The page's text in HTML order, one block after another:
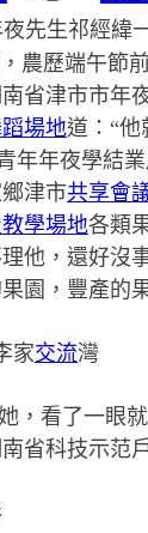
先生祁經緯
農歷端午節
省津市市
場地道：“他
年夜學結業
津市共享會
教學場地各類
理他，還好沒
園，豐產的
家交流灣
，看了一眼
省科技示范戶